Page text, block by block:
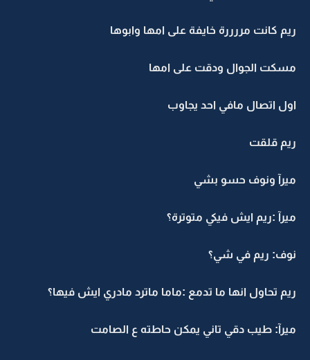
ريم كانت مررررة خايفة على امها وابوها
مسكت الجوال ودقت على امها
اول اتصال مافي احد يجاوب
ريم قلقت
ميرآ ونوف حسو بشي
ميرآ :ريم ايش فيكي متوترة؟
نوف: ريم في شي؟
ريم تحاول انها ما تدمع :ماما ماترد مادري ايش فيها؟
ميرآ: طيب دقي تاني يمكن حاطته ع الصامت